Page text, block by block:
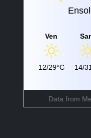
Ven
12/29°C 14/
Data from